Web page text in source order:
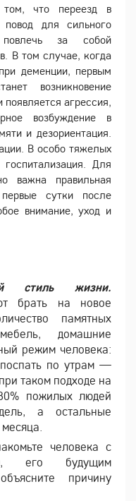
том, что переезд в
для сильного
за собой
В том случае, когда
деменции, первым
возникновение
агрессия,
возбуждение в
и дезориентация.
В особо тяжелых
Для
важна правильная
сутки после
внимание, уход и
стиль жизни.
брать на новое
памятных
домашние
режим человека:
по утрам —
таком подходе на
пожилых людей
а остальные
человека с
его будущим
причину